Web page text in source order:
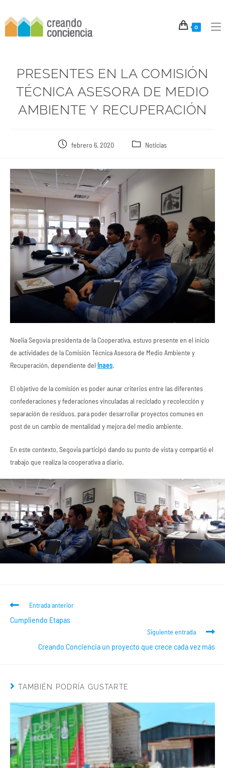
0
PRESENTES EN LA COMISIÓN
TÉCNICA ASESORA DE MEDIO
AMBIENTE Y RECUPERACIÓN
febrero 6, 2020 Noticias
Noelia Segovia presidenta de la Cooperativa, estuvo presente en el inicio
de actividades de la Comisión Técnica Asesora de Medio Ambiente y
Recuperación, dependiente del Inaes.
El objetivo de la comisión es poder aunar criterios entre las diferentes
confederaciones y federaciones vinculadas al reciclado y recolección y
separación de residuos, para poder desarrollar proyectos comunes en
post de un cambio de mentalidad y mejora del medio ambiente.
En este contexto, Segovia participó dando su punto de vista y compartió el
trabajo que realiza la cooperativa a diario.
Entrada anterior
Cumpliendo Etapas
Siguiente entrada
Creando Conciencia un proyecto que crece cada vez más
TAMBIÉN PODRÍA GUSTARTE